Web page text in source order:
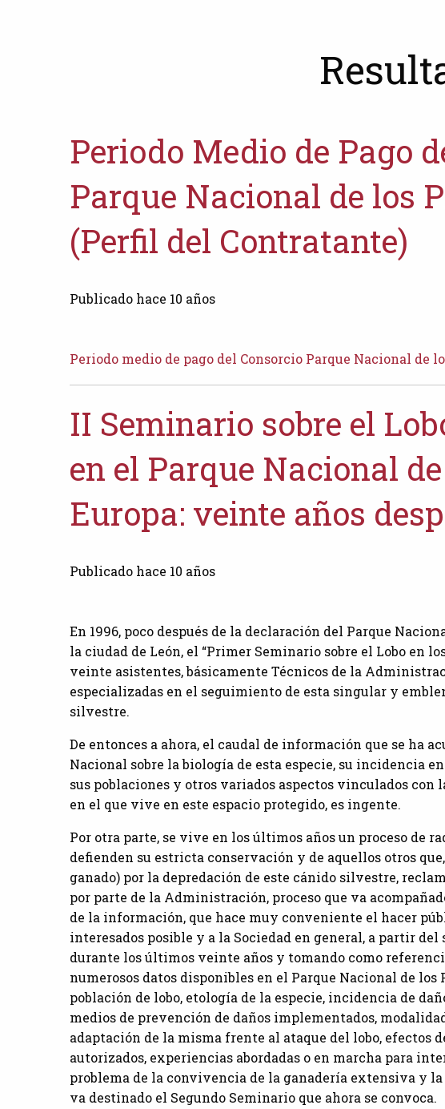
Periodo Medio de Pago
Parque Nacional de los
(Perfil del Contratante)
Publicado hace 10 años
Periodo medio de pago del Consorcio Parque Nacional de
II Seminario sobre el
en el Parque Nacional
Europa: veinte años
Publicado hace 10 años
En 1996, poco después de la declaración del Parque
la ciudad de León, el “Primer Seminario sobre el Lobo en
veinte asistentes, básicamente Técnicos de la
especializadas en el seguimiento de esta singular y
silvestre.
De entonces a ahora, el caudal de información que se ha
Nacional sobre la biología de esta especie, su incidencia
sus poblaciones y otros variados aspectos vinculados con
en el que vive en este espacio protegido, es ingente.
Por otra parte, se vive en los últimos años un proceso de
defienden su estricta conservación y de aquellos otros
ganado) por la depredación de este cánido silvestre,
por parte de la Administración, proceso que va
de la información, que hace muy conveniente el hacer
interesados posible y a la Sociedad en general, a partir
durante los últimos veinte años y tomando como
numerosos datos disponibles en el Parque Nacional de los
población de lobo, etología de la especie, incidencia de
medios de prevención de daños implementados,
adaptación de la misma frente al ataque del lobo, efectos
autorizados, experiencias abordadas o en marcha para
problema de la convivencia de la ganadería extensiva y
va destinado el Segundo Seminario que ahora se convoca.